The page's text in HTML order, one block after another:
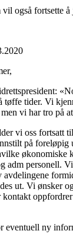
vil også fortsette
tøffe tider. Vi
vi har tro på
vi oss fortsatt
på foreløpig
økonomiske
adm personell.
avdelingene
ut. Vi ønsker
kontakt
eventuell ny